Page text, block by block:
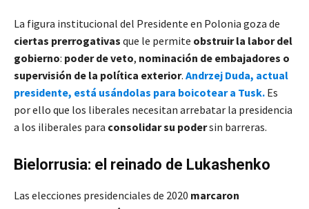
La figura institucional del Presidente en Polonia goza de
ciertas prerrogativas que le permite obstruir la labor del
gobierno: poder de veto, nominación de embajadores o
supervisión de la política exterior. Andrzej Duda, actual
presidente, está usándolas para boicotear a Tusk. Es
por ello que los liberales necesitan arrebatar la presidencia
a los iliberales para consolidar su podersin barreras.
Bielorrusia: el reinado de Lukashenko
Las elecciones presidenciales de 2020 marcaron